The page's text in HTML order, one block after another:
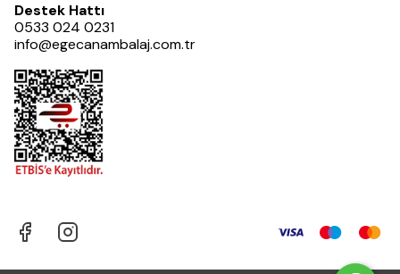
Destek Hattı
0533 024 0231
info@egecanambalaj.com.tr